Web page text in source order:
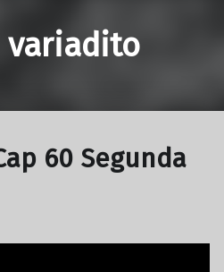
variadito
60 Segunda